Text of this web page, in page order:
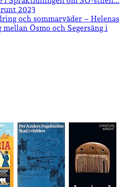
2023
och sommarväder – Helenas
Ösmo och Segersäng i